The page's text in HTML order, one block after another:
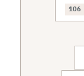
106